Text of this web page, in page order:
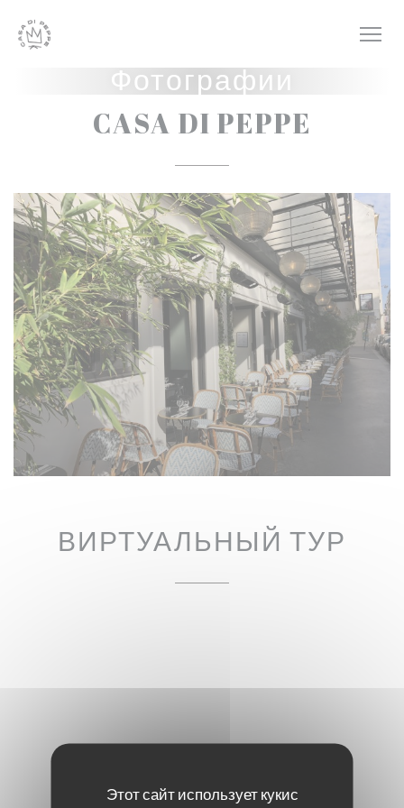
Этот сайт использует кукис
Фотографии
CASA DI PEPPE
ВИРТУАЛЬНЫЙ ТУР